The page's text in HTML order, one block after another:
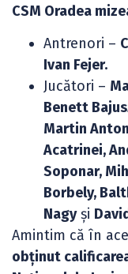
CSM Oradea
Antrenori –
Ivan Fejer.
Jucători –
Benett
Martin
Acatrinei,
Soponar,
Borbely,
Nagyși
Amintim că în
obținut